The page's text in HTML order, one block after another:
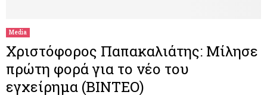
Media
Χριστόφορος Παπακαλιάτης: Μίλησε
πρώτη φορά για το νέο του
εγχείρημα (ΒΙΝΤΕΟ)